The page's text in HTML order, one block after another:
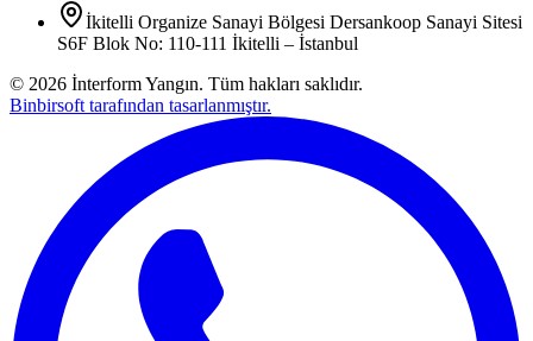
İkitelli Organize Sanayi Bölgesi Dersankoop Sanayi Sitesi
S6F Blok No: 110-111 İkitelli – İstanbul
© 2026 İnterform Yangın. Tüm hakları saklıdır.
Binbirsoft tarafından tasarlanmıştır.